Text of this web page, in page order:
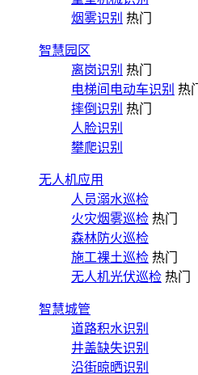
烟雾识别 热门
智慧园区
离岗识别 热门
电梯间电动车识别 热门
摔倒识别 热门
人脸识别
攀爬识别
无人机应用
人员溺水巡检
火灾烟雾巡检 热门
森林防火巡检
施工裸土巡检 热门
无人机光伏巡检 热门
智慧城管
道路积水识别
井盖缺失识别
沿街晾晒识别